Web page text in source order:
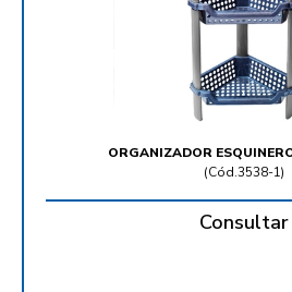
ORGANIZADOR
(Cód.3538-1)
Consultar